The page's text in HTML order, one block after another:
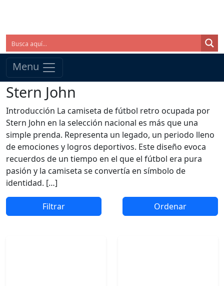
Menu
Stern John
Introducción La camiseta de fútbol retro ocupada por
Stern John en la selección nacional es más que una
simple prenda. Representa un legado, un periodo lleno
de emociones y logros deportivos. Este diseño evoca
recuerdos de un tiempo en el que el fútbol era pura
pasión y la camiseta se convertía en símbolo de
identidad. […]
Filtrar Ordenar